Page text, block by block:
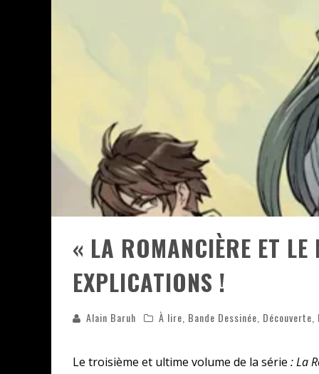
PSYRIVER 2026 : LA MAGIE
« MOFUSAND / PARLER
ASSASSIN'S CREED BLACK FLAG
« LE VENT DAND LES SAULES »
SPLATOON RAIDERS
« LA ROMANCIÈRE ET
EXPLICATIONS !
Alain Baruh À lire Bande Dessinée Découverte
Le troisième et ultime volume de la série : La